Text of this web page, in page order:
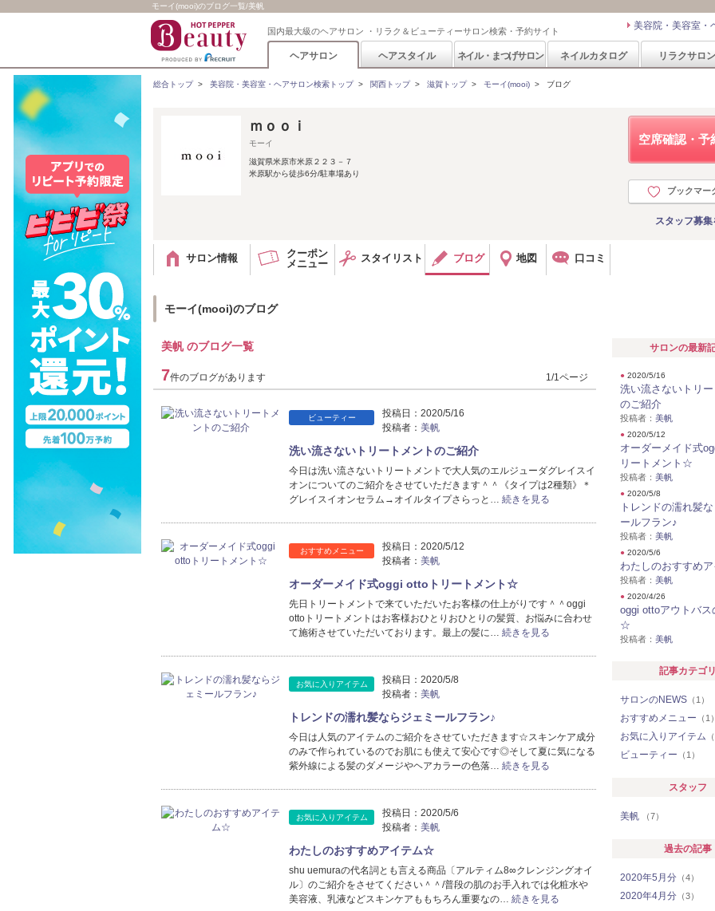
モーイ(mooi)のブログ一覧/美帆
国内最大級のヘアサロン ・リラク＆ビューティーサロン検索・予約サイト 美容院・美容室・
ヘアサロン ヘアスタイル ネイル・まつげサロン ネイルカタログ リラクサロン
総合トップ> 美容院・美容室・ヘアサロン検索トップ> 関西トップ> 滋賀トップ> モーイ(mooi) > ブログ
空席確認・予
ブックマー
スタッフ募
ｍｏｏｉ
モーイ
滋賀県米原市米原２２３－７
米原駅から徒歩6分/駐車場あり
サロン情報
クーポン
メニュー
スタイリスト ブログ 地図 口コミ
モーイ(mooi)のブログ
美帆 のブログ一覧
7件のブログがあります 1/1ページ
ビューティー 投稿日： 2020/5/16
投稿者： 美帆
洗い流さないトリートメントのご紹介
今日は洗い流さないトリートメントで大人気のエルジューダグレイスイ
オンについてのご紹介をさせていただきます＾＾《タイプは2種類》＊
グレイスイオンセラム→オイルタイプさらっと… 続きを見る
おすすめメニュー 投稿日： 2020/5/12
投稿者： 美帆
オーダーメイド式oggi ottoトリートメント☆
先日トリートメントで来ていただいたお客様の仕上がりです＾＾oggi
ottoトリートメントはお客様おひとりおひとりの髪質、お悩みに合わせ
て施術させていただいております。最上の髪に… 続きを見る
お気に入りアイテム 投稿日： 2020/5/8
投稿者： 美帆
トレンドの濡れ髪ならジェミールフラン♪
今日は人気のアイテムのご紹介をさせていただきます☆スキンケア成分
のみで作られているのでお肌にも使えて安心です◎そして夏に気になる
紫外線による髪のダメージやヘアカラーの色落… 続きを見る
お気に入りアイテム 投稿日： 2020/5/6
投稿者： 美帆
わたしのおすすめアイテム☆
shu uemuraの代名詞とも言える商品〔アルティム8∞クレンジングオイ
ル〕のご紹介をさせてください＾＾/普段の肌のお手入れでは化粧水や
美容液、乳液などスキンケアももちろん重要なの… 続きを見る
サロンの最新
● 2020/5/16
洗い流さないトリ
のご紹介
投稿者： 美帆
● 2020/5/12
オーダーメイド式
リートメント☆
投稿者： 美帆
● 2020/5/8
トレンドの濡れ髪
ールフラン♪
投稿者： 美帆
● 2020/5/6
わたしのおすすめ
投稿者： 美帆
● 2020/4/26
oggi ottoアウトバス
☆
投稿者： 美帆
記事カテゴ
サロンのNEWS （1）
おすすめメニュー （1
お気に入りアイテム
ビューティー （1）
スタッフ
美帆 （7）
過去の記事
2020年5月分 （4）
2020年4月分 （3）